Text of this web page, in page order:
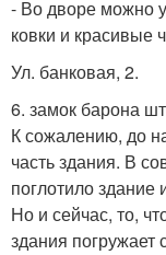
- Во дворе можно
ковки и красивые
Ул. банковая, 2.
6. замок барона
К сожалению, до
часть здания. В
поглотило здание
Но и сейчас, то,
здания погружает